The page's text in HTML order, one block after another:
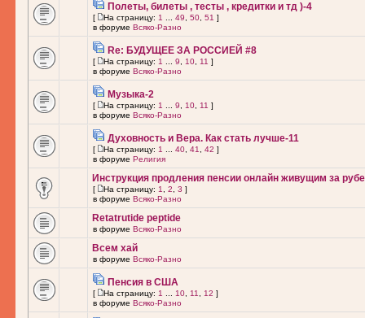
Полеты, билеты , тесты , кредитки и тд )-4
[ На страницу: 1 49 50 51 ]
в форуме Всяко-Разно
Re: БУДУЩЕЕ ЗА РОССИЕЙ #8
[ На страницу: 1 9 10 11 ]
в форуме Всяко-Разно
Музыка-2
[ На страницу: 1 9 10 11 ]
в форуме Всяко-Разно
Духовность и Вера. Как стать лучше-11
[ На страницу: 1 40 41 42 ]
в форуме Религия
Инструкция продления пенсии онлайн живущим за
[ На страницу: 1 2 3 ]
в форуме Всяко-Разно
Retatrutide peptide
в форуме Всяко-Разно
Всем хай
в форуме Всяко-Разно
Пенсия в США
[ На страницу: 1 10 11 12 ]
в форуме Всяко-Разно